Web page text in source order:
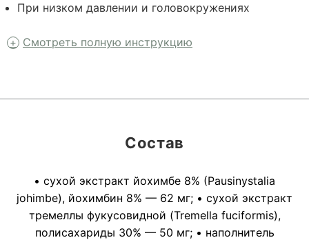
При низком давлении и головокружениях
Смотреть полную инструкцию
Состав
• сухой экстракт йохимбе 8% (Pausinystalia
johimbe), йохимбин 8% — 62 мг; • сухой экстракт
тремеллы фукусовидной (Tremella fuciformis),
полисахариды 30% — 50 мг; • наполнитель